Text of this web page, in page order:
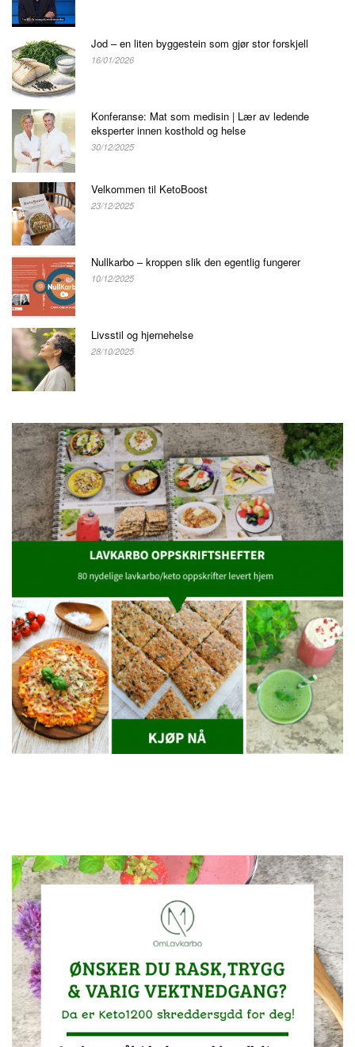
Jod – en liten byggestein som gjør stor forskjell
16/01/2026
Konferanse: Mat som medisin | Lær av ledende
eksperter innen kosthold og helse
30/12/2025
Velkommen til KetoBoost
23/12/2025
Nullkarbo – kroppen slik den egentlig fungerer
10/12/2025
Livsstil og hjernehelse
28/10/2025